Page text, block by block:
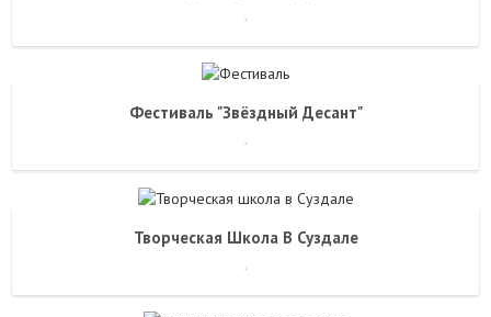
.
Фестиваль "Звёздный Десант"
.
Творческая Школа В Суздале
.